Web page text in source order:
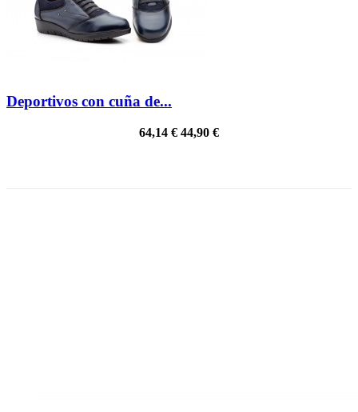
Deportivos con cuña de...
64,14 € 44,90 €